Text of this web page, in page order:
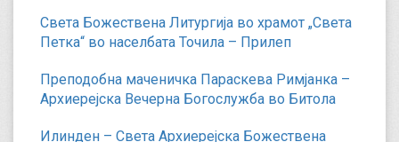
Света Божествена Литургија во храмот „Света
Петка“ во населбата Точила – Прилеп
Преподобна маченичка Параскева Римјанка –
Архиерејска Вечерна Богослужба во Битола
Илинден – Света Архиерејска Божествена